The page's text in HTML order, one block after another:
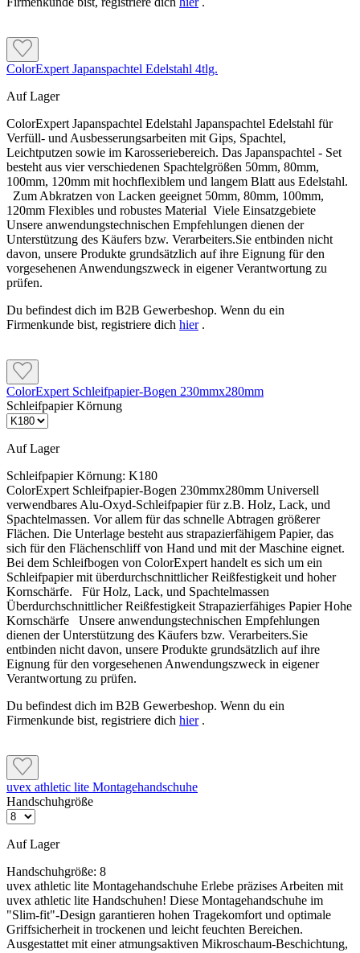
ColorExpert Japanspachtel Edelstahl 4tlg.
Auf Lager
ColorExpert Japanspachtel Edelstahl Japanspachtel Edelstahl für
Verfüll- und Ausbesserungsarbeiten mit Gips, Spachtel,
Leichtputzen sowie im Karosseriebereich. Das Japanspachtel - Set
besteht aus vier verschiedenen Spachtelgrößen 50mm, 80mm,
100mm, 120mm mit hochflexiblem und langem Blatt aus Edelstahl.
Zum Abkratzen von Lacken geeignet 50mm, 80mm, 100mm,
120mm Flexibles und robustes Material Viele Einsatzgebiete
Unsere anwendungstechnischen Empfehlungen dienen der
Unterstützung des Käufers bzw. Verarbeiters.Sie entbinden nicht
davon, unsere Produkte grundsätzlich auf ihre Eignung für den
vorgesehenen Anwendungszweck in eigener Verantwortung zu
prüfen.
Du befindest dich im B2B Gewerbeshop. Wenn du ein
Firmenkunde bist, registriere dich hier.
ColorExpert Schleifpapier-Bogen 230mmx280mm
Schleifpapier Körnung
Auf Lager
Schleifpapier Körnung: K180
ColorExpert Schleifpapier-Bogen 230mmx280mm Universell
verwendbares Alu-Oxyd-Schleifpapier für z.B. Holz, Lack, und
Spachtelmassen. Vor allem für das schnelle Abtragen größerer
Flächen. Die Unterlage besteht aus strapazierfähigem Papier, das
sich für den Flächenschliff von Hand und mit der Maschine eignet.
Bei dem Schleifbogen von ColorExpert handelt es sich um ein
Schleifpapier mit überdurchschnittlicher Reißfestigkeit und hoher
Kornschärfe. Für Holz, Lack, und Spachtelmassen
Überdurchschnittlicher Reißfestigkeit Strapazierfähiges Papier Hohe
Kornschärfe Unsere anwendungstechnischen Empfehlungen
dienen der Unterstützung des Käufers bzw. Verarbeiters.Sie
entbinden nicht davon, unsere Produkte grundsätzlich auf ihre
Eignung für den vorgesehenen Anwendungszweck in eigener
Verantwortung zu prüfen.
Du befindest dich im B2B Gewerbeshop. Wenn du ein
Firmenkunde bist, registriere dich hier.
uvex athletic lite Montagehandschuhe
Handschuhgröße
Auf Lager
Handschuhgröße: 8
uvex athletic lite Montagehandschuhe Erlebe präzises Arbeiten mit
uvex athletic lite Handschuhen! Diese Montagehandschuhe im
"Slim-fit"-Design garantieren hohen Tragekomfort und optimale
Griffsicherheit in trockenen und leicht feuchten Bereichen.
Ausgestattet mit einer atmungsaktiven Mikroschaum-Beschichtung,